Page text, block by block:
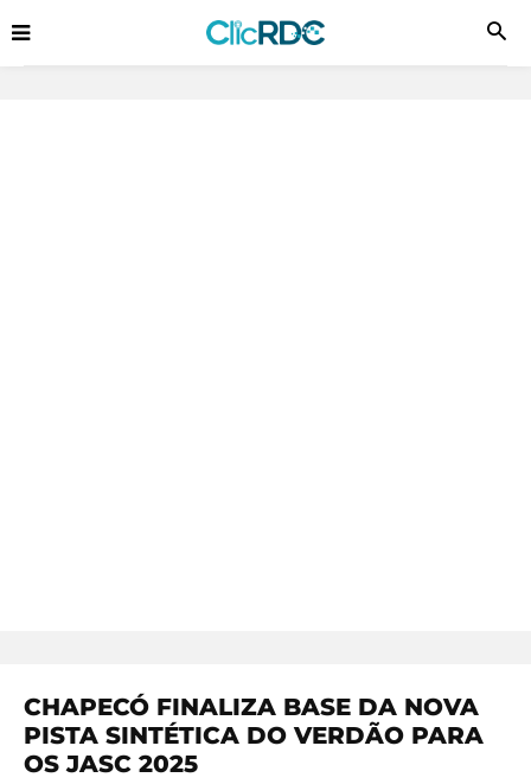
CHAPECÓ FINALIZA BASE DA NOVA
PISTA SINTÉTICA DO VERDÃO PARA
OS JASC 2025